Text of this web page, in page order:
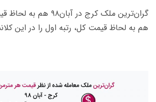
گران‌ترین ملک کرج در
هم به لحاظ قیمت کل، رتبه اول را در این